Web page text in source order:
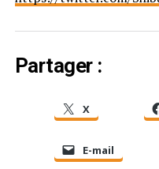
Partager :
X
E-mail